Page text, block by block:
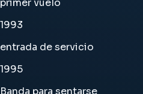
primer vuelo
1993
entrada de servicio
1995
Banda para sentarse